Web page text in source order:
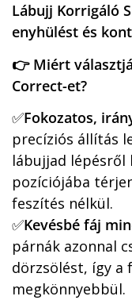
Lábujj Korrigáló
enyhülést és
👉 Miért
Correct-et?
✅Fokozatos,
precíziós állítás
lábujjad lépésről
pozíciójába
feszítés nélkül.
✅Kevésbé fáj
párnák azonnal
dörzsölést, így a
megkönnyebbül.